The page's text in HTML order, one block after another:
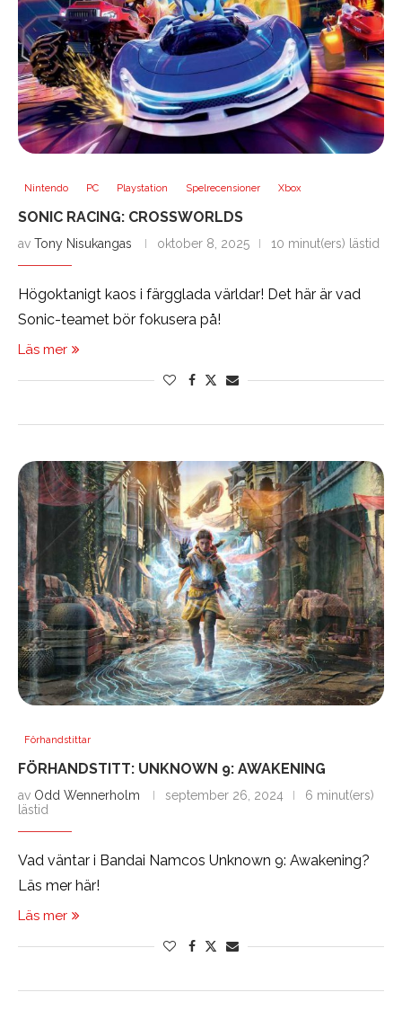
Nintendo PC Playstation Spelrecensioner Xbox
SONIC RACING: CROSSWORLDS
av Tony Nisukangas oktober 8, 2025 10 minut(ers) lästid
Högoktanigt kaos i färgglada världar! Det här är vad
Sonic-teamet bör fokusera på!
Läs mer
Förhandstittar
FÖRHANDSTITT: UNKNOWN 9: AWAKENING
av Odd Wennerholm september 26, 2024
6 minut(ers)
lästid
Vad väntar i Bandai Namcos Unknown 9: Awakening?
Läs mer här!
Läs mer